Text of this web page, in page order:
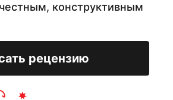
конструктивным
рецензию